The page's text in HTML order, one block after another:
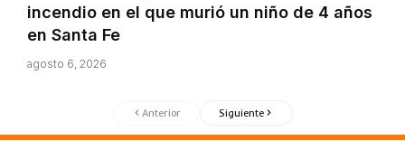
incendio en el que murió un niño de 4 años
en Santa Fe
agosto 6, 2026
Anterior Siguiente